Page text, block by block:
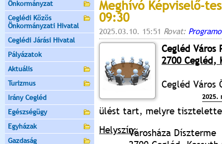
Önkormányzat
Ceglédi Közös
Önkormányzati Hivatal
Ceglédi Járási Hivatal
Pályázatok
Aktuális
Turizmus
Irány Cegléd
Egészségügy
Egyházak
Gazdaság
Meghívó Képviselő-
09:30
2025.03.10. 15:51 Rovat:
Cegléd Város
2700 Cegléd,
Cegléd Város
2025.
ülést tart, melyre
Helyszín:Városháza Díszterme